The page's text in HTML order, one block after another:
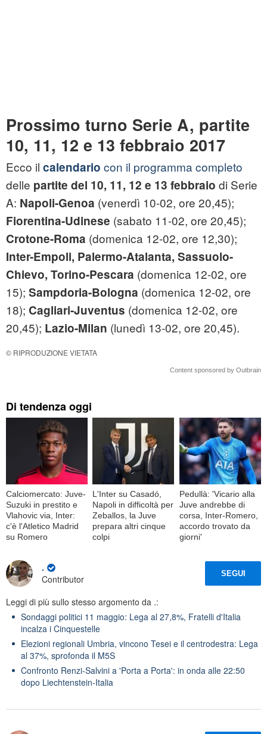
Prossimo turno Serie A, partite
10, 11, 12 e 13 febbraio 2017
Ecco il calendario con il programma completo
delle partite del 10, 11, 12 e 13 febbraio di Serie
A: Napoli-Genoa (venerdì 10-02, ore 20,45);
Fiorentina-Udinese (sabato 11-02, ore 20,45);
Crotone-Roma (domenica 12-02, ore 12,30);
Inter-Empoli, Palermo-Atalanta, Sassuolo-
Chievo, Torino-Pescara (domenica 12-02, ore
15); Sampdoria-Bologna (domenica 12-02, ore
18); Cagliari-Juventus (domenica 12-02, ore
20,45); Lazio-Milan (lunedì 13-02, ore 20,45).
© RIPRODUZIONE VIETATA
Content sponsored by Outbrain
Di tendenza oggi
Calciomercato: Juve-
Suzuki in prestito e
Vlahovic via, Inter:
c'è l'Atletico Madrid
su Romero
L'Inter su Casadó,
Napoli in difficoltà per
Zeballos, la Juve
prepara altri cinque
colpi
Pedullà: 'Vicario alla
Juve andrebbe di
corsa, Inter-Romero,
accordo trovato da
giorni'
.
Contributor
SEGUI
Leggi di più sullo stesso argomento da .:
Sondaggi politici 11 maggio: Lega al 27,8%, Fratelli d'Italia
incalza i Cinquestelle
Elezioni regionali Umbria, vincono Tesei e il centrodestra: Lega
al 37%, sprofonda il M5S
Confronto Renzi-Salvini a 'Porta a Porta': in onda alle 22:50
dopo Liechtenstein-Italia